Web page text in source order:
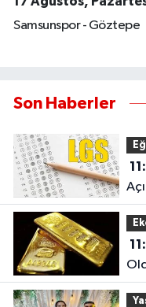
Samsunspor - Göztepe
Son Haberler